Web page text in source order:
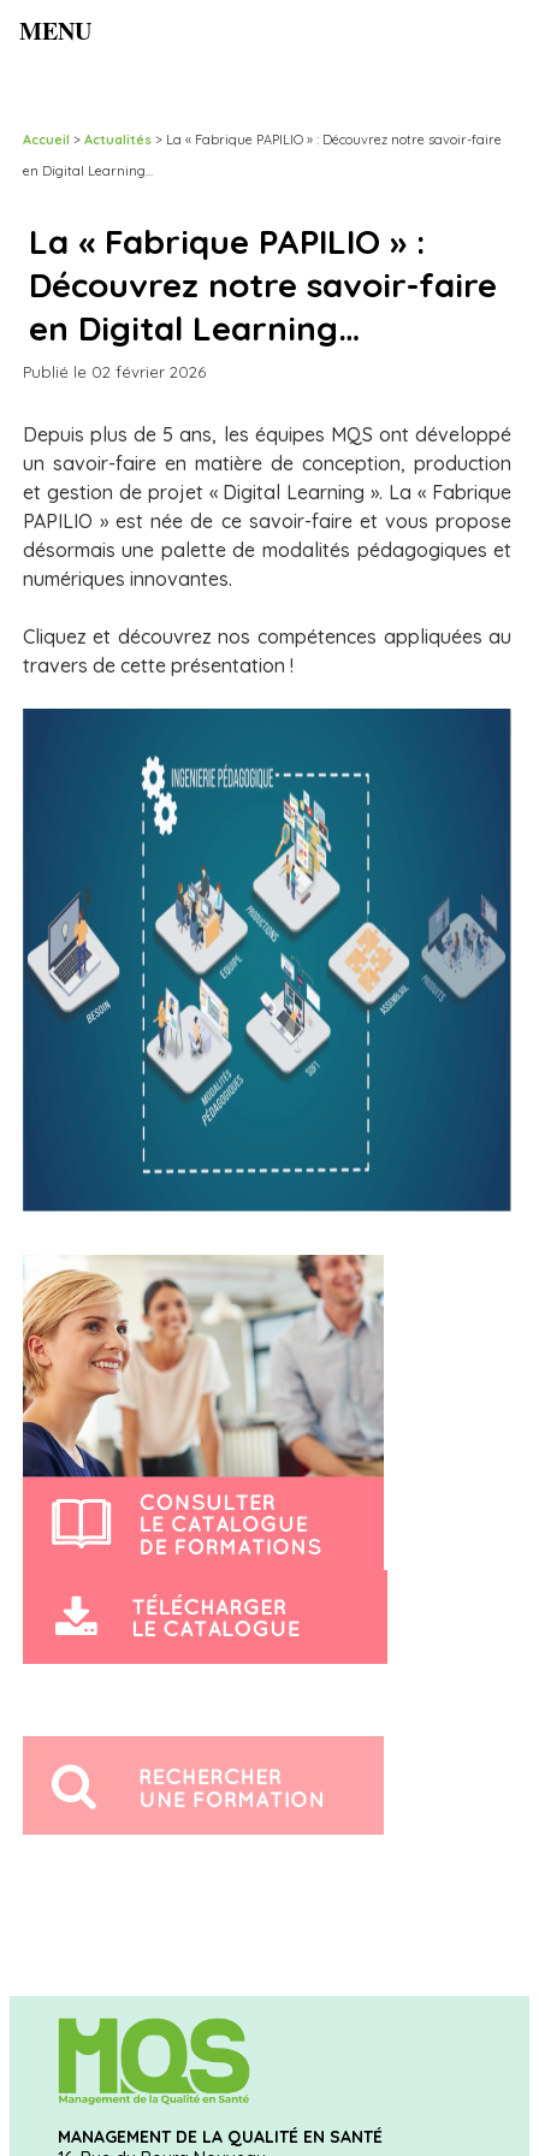
Accueil > Actualités> La « Fabrique PAPILIO » : Découvrez notre savoir-faire
en Digital Learning…
La « Fabrique PAPILIO » :
Découvrez notre savoir-faire
en Digital Learning…
Publié le 02 février 2026
Depuis plus de 5 ans, les équipes MQS ont développé
un savoir-faire en matière de conception, production
et gestion de projet « Digital Learning ». La « Fabrique
PAPILIO » est née de ce savoir-faire et vous propose
désormais une palette de modalités pédagogiques et
numériques innovantes.
Cliquez et découvrez nos compétences appliquées au
travers de cette présentation !
MANAGEMENT DE LA QUALITÉ EN SANTÉ
MENU